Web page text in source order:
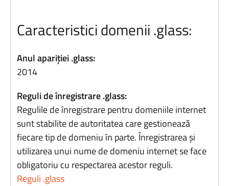
Caracteristici domenii .glass:
Anul apariției .glass:
2014
Reguli de înregistrare .glass:
Regulile de înregistrare pentru domeniile internet
sunt stabilite de autoritatea care gestionează
fiecare tip de domeniu în parte. Înregistrarea și
utilizarea unui nume de domeniu internet se face
obligatoriu cu respectarea acestor reguli.
Reguli .glass